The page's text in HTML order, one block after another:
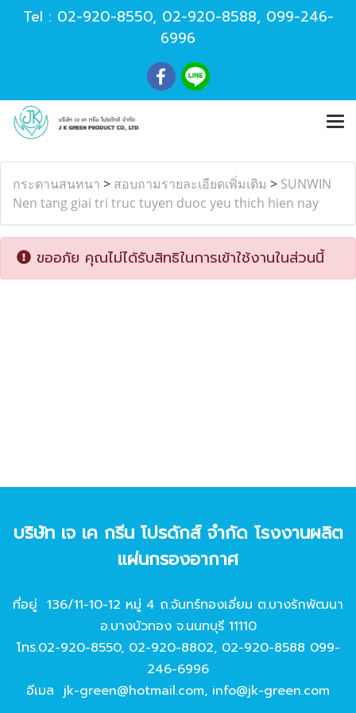
Tel : 02-920-8550, 02-920-8588, 099-246-
6996
กระดานสนทนา > สอบถามรายละเอียดเพิ่มเติม > SUNWIN
Nen tang giai tri truc tuyen duoc yeu thich hien nay
ขออภัย คุณไม่ได้รับสิทธิในการเข้าใช้งานในส่วนนี้
บริษัท เจ เค กรีน โปรดักส์ จํากัด โรงงานผลิต
แผ่นกรองอากาศ
ที่อยู่ 136/11-10-12 หมู่ 4 ถ.จันทร์ทองเอี่ยม ต.บางรักพัฒนา
อ.บางบัวทอง จ.นนทบุรี 11110
โทร.02-920-8550, 02-920-8802, 02-920-8588 099-
246-6996
อีเมล jk-green@hotmail.com, info@jk-green.com